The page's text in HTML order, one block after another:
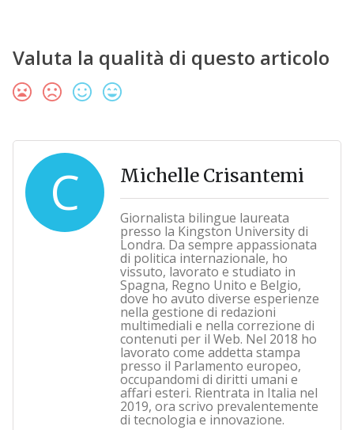
Valuta la qualità di questo articolo
C Michelle Crisantemi
Giornalista bilingue laureata
presso la Kingston University di
Londra. Da sempre appassionata
di politica internazionale, ho
vissuto, lavorato e studiato in
Spagna, Regno Unito e Belgio,
dove ho avuto diverse esperienze
nella gestione di redazioni
multimediali e nella correzione di
contenuti per il Web. Nel 2018 ho
lavorato come addetta stampa
presso il Parlamento europeo,
occupandomi di diritti umani e
affari esteri. Rientrata in Italia nel
2019, ora scrivo prevalentemente
di tecnologia e innovazione.